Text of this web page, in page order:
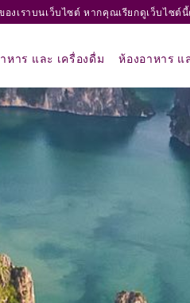
องเราบนเว็บไซต์ หากคุณเรียกดูเว็บไซ
หาร และ เครื่องดื่ม ห้องอาหาร แ